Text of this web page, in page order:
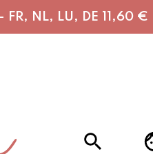
FR, NL, LU, DE 11,60 €